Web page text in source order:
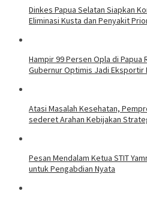
Dinkes Papua Selatan Siapkan
Eliminasi Kusta dan Penyakit
Hampir 99 Persen Opla di Papua
Gubernur Optimis Jadi Eksportir
Atasi Masalah Kesehatan,
sederet Arahan Kebijakan
Pesan Mendalam Ketua STIT
untuk Pengabdian Nyata